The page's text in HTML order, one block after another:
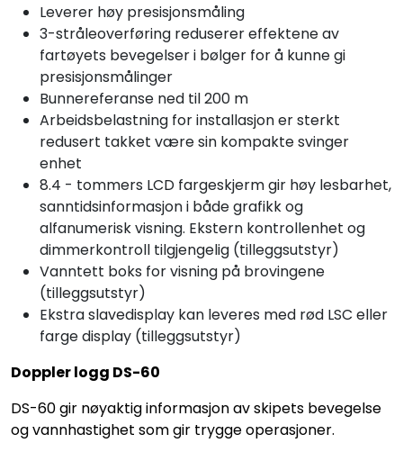
Leverer høy presisjonsmåling
3-stråleoverføring reduserer effektene av
fartøyets bevegelser i bølger for å kunne gi
presisjonsmålinger
Bunnereferanse ned til 200 m
Arbeidsbelastning for installasjon er sterkt
redusert takket være sin kompakte svinger
enhet
8.4 - tommers LCD fargeskjerm gir høy lesbarhet,
sanntidsinformasjon i både grafikk og
alfanumerisk visning. Ekstern kontrollenhet og
dimmerkontroll tilgjengelig (tilleggsutstyr)
Vanntett boks for visning på brovingene
(tilleggsutstyr)
Ekstra slavedisplay kan leveres med rød LSC eller
farge display (tilleggsutstyr)
Doppler logg DS-60
DS-60 gir nøyaktig informasjon av skipets bevegelse
og vannhastighet som gir trygge operasjoner.